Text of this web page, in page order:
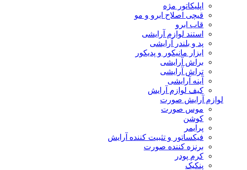
اپلیکاتور مژه
قیچی اصلاح ابرو و مو
قاب ابرو
استند لوازم آرایشی
پد و بلندر آرایشی
ابزار مانیکور و پدیکور
براش آرایشی
تراش آرایشی
آینه آرایشی
کیف لوازم آرایش
لوازم آرایش صورت
موس صورت
کوشن
پرایمر
فیکساتور و تثبیت کننده آرایش
برنزه کننده صورت
کرم پودر
پنکیک